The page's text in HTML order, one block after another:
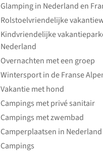
Glamping in Nederland en
Rolstoelvriendelijke
Kindvriendelijke
Nederland
Overnachten met een groep
Wintersport in de Franse
Vakantie met hond
Campings met privé sanitair
Campings met zwembad
Camperplaatsen in Nederland
Campings